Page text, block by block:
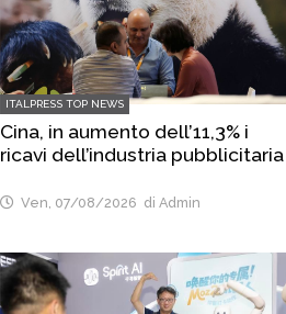
ITALPRESS TOP NEWS
Cina, in aumento dell’11,3% i
ricavi dell’industria pubblicitaria
Ven, 07/08/2026 di Admin